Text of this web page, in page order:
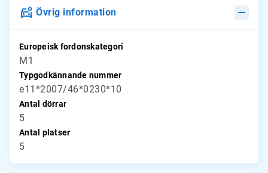
Övrig information
Europeisk fordonskategori
M1
Typgodkännande nummer
e11*2007/46*0230*10
Antal dörrar
5
Antal platser
5